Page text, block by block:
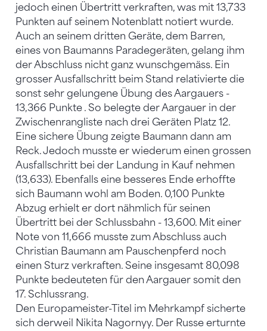
jedoch einen Übertritt verkraften, was mit 13,733
Punkten auf seinem Notenblatt notiert wurde.
Auch an seinem dritten Geräte, dem Barren,
eines von Baumanns Paradegeräten, gelang ihm
der Abschluss nicht ganz wunschgemäss. Ein
grosser Ausfallschritt beim Stand relativierte die
sonst sehr gelungene Übung des Aargauers -
13,366 Punkte . So belegte der Aargauer in der
Zwischenrangliste nach drei Geräten Platz 12.
Eine sichere Übung zeigte Baumann dann am
Reck. Jedoch musste er wiederum einen grossen
Ausfallschritt bei der Landung in Kauf nehmen
(13,633). Ebenfalls eine besseres Ende erhoffte
sich Baumann wohl am Boden. 0,100 Punkte
Abzug erhielt er dort nähmlich für seinen
Übertritt bei der Schlussbahn - 13,600. Mit einer
Note von 11,666 musste zum Abschluss auch
Christian Baumann am Pauschenpferd noch
einen Sturz verkraften. Seine insgesamt 80,098
Punkte bedeuteten für den Aargauer somit den
17. Schlussrang.
Den Europameister-Titel im Mehrkampf sicherte
sich derweil Nikita Nagornyy. Der Russe erturnte